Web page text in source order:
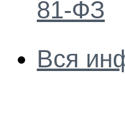
81-ФЗ
Вся